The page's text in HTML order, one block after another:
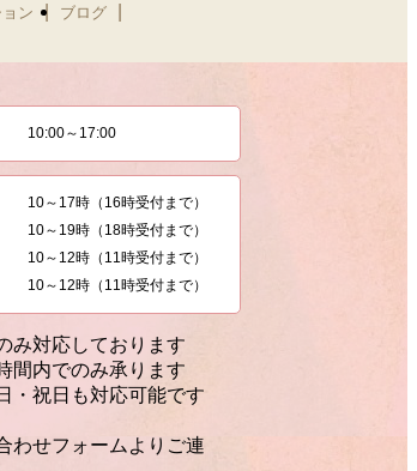
ン | ブログ
10:00～17:00
10～17時（16時受付まで）
10～19時（18時受付まで）
10～12時（11時受付まで）
10～12時（11時受付まで）
み対応しております
間内でのみ承ります
・祝日も対応可能です
わせフォームよりご連